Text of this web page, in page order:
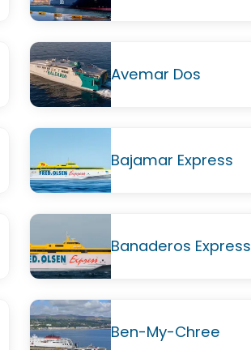
Avemar Dos
Bajamar Express
Banaderos Express
Ben-My-Chree